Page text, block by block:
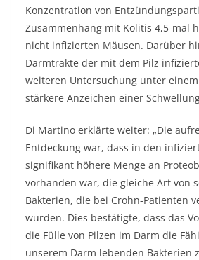
Konzentration von
Zusammenhang mit Kolitis 4,5-mal
nicht infizierten Mäusen. Darüber
Darmtrakte der mit dem Pilz
weiteren Untersuchung unter
stärkere Anzeichen einer
Di Martino erklärte weiter: „Die
Entdeckung war, dass in den
signifikant höhere Menge an
vorhanden war, die gleiche Art von
Bakterien, die bei Crohn-Patienten
wurden. Dies bestätigte, dass das
die Fülle von Pilzen im Darm die
unserem Darm lebenden Bakterien